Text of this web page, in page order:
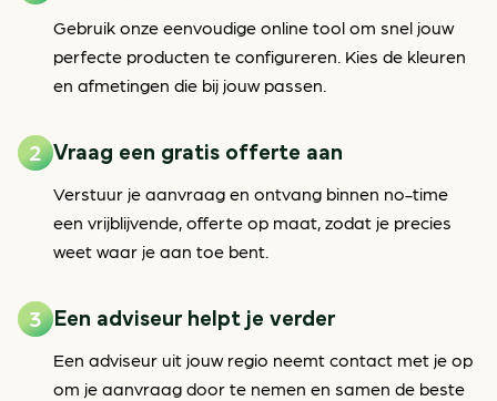
Gebruik onze eenvoudige online tool om snel jouw
perfecte producten te configureren. Kies de kleuren
en afmetingen die bij jouw passen.
Vraag een gratis offerte aan
Verstuur je aanvraag en ontvang binnen no-time
een vrijblijvende, offerte op maat, zodat je precies
weet waar je aan toe bent.
Een adviseur helpt je verder
Een adviseur uit jouw regio neemt contact met je op
om je aanvraag door te nemen en samen de beste